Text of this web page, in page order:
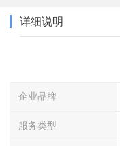
详细说明
企业品牌
服务类型